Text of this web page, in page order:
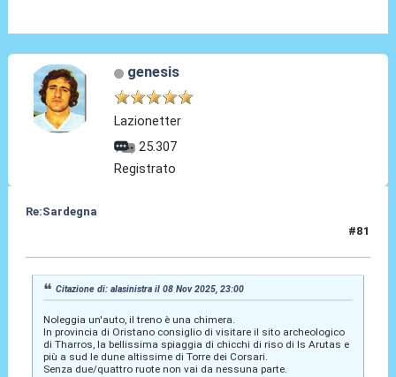
genesis
Lazionetter
25.307
Registrato
Re:Sardegna
#81
Citazione di: alasinistra il 08 Nov 2025, 23:00
Noleggia un'auto, il treno è una chimera.
In provincia di Oristano consiglio di visitare il sito archeologico
di Tharros, la bellissima spiaggia di chicchi di riso di Is Arutas e
più a sud le dune altissime di Torre dei Corsari.
Senza due/quattro ruote non vai da nessuna parte.